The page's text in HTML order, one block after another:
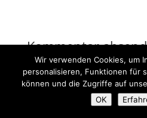
Kommentar
Du musstangemeldetsein,
abzugeben.
Wir verwenden Cookies, um
personalisieren, Funktionen für
können und die Zugriffe auf
OK